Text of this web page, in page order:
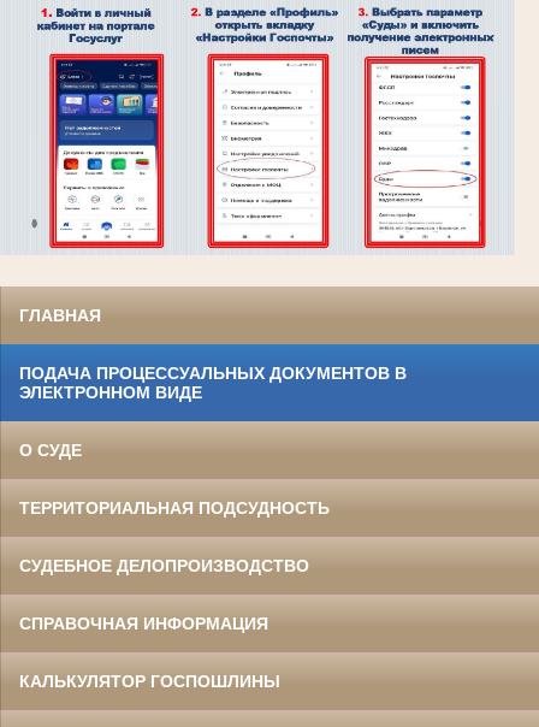
ГЛАВНАЯ
ПОДАЧА ПРОЦЕССУАЛЬНЫХ ДОКУМЕНТОВ В
ЭЛЕКТРОННОМ ВИДЕ
О СУДЕ
ТЕРРИТОРИАЛЬНАЯ ПОДСУДНОСТЬ
СУДЕБНОЕ ДЕЛОПРОИЗВОДСТВО
СПРАВОЧНАЯ ИНФОРМАЦИЯ
КАЛЬКУЛЯТОР ГОСПОШЛИНЫ